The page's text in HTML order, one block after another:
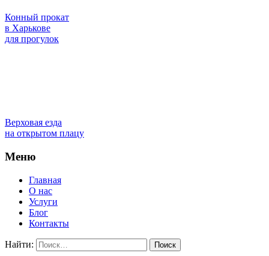
Конный прокат
в Харькове
для прогулок
Верховая езда
на открытом плацу
Меню
Главная
О нас
Услуги
Блог
Контакты
Найти: